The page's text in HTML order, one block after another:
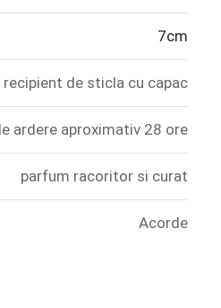
7cm
recipient de sticla cu capac
ardere aproximativ 28 ore
parfum racoritor si curat
Acorde